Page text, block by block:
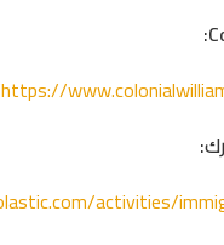
https://
activities/